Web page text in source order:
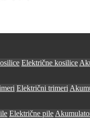
Električne kosilice
Električni trimeri
Električne pile